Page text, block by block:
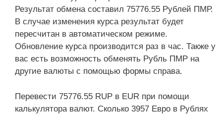
Результат обмена составил 75776.55 Рублей ПМР.
В случае изменения курса результат будет
пересчитан в автоматическом режиме.
Обновление курса производится раз в час. Также у
вас есть возможность обменять Рубль ПМР на
другие валюты с помощью формы справа.
Перевести 75776.55 RUP в EUR при помощи
калькулятора валют. Сколько 3957 Евро в Рублях